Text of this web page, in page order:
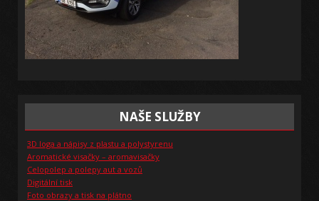
NAŠE SLUŽBY
3D loga a nápisy z plastu a polystyrenu
Aromatické visačky – aromavisačky
Celopolep a polepy aut a vozů
Digitální tisk
Foto obrazy a tisk na plátno